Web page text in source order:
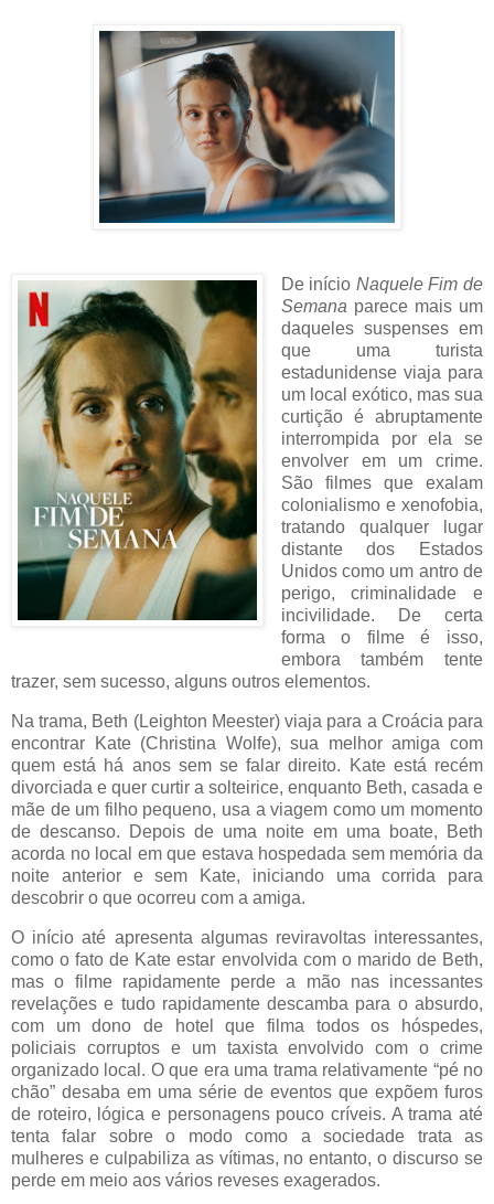
De início Naquele Fim de
Semana parece mais um
daqueles suspenses em
que uma turista
estadunidense viaja para
um local exótico, mas sua
curtição é abruptamente
interrompida por ela se
envolver em um crime.
São filmes que exalam
colonialismo e xenofobia,
tratando qualquer lugar
distante dos Estados
Unidos como um antro de
perigo, criminalidade e
incivilidade. De certa
forma o filme é isso,
embora também tente
trazer, sem sucesso, alguns outros elementos.
Na trama, Beth (Leighton Meester) viaja para a Croácia para
encontrar Kate (Christina Wolfe), sua melhor amiga com
quem está há anos sem se falar direito. Kate está recém
divorciada e quer curtir a solteirice, enquanto Beth, casada e
mãe de um filho pequeno, usa a viagem como um momento
de descanso. Depois de uma noite em uma boate, Beth
acorda no local em que estava hospedada sem memória da
noite anterior e sem Kate, iniciando uma corrida para
descobrir o que ocorreu com a amiga.
O início até apresenta algumas reviravoltas interessantes,
como o fato de Kate estar envolvida com o marido de Beth,
mas o filme rapidamente perde a mão nas incessantes
revelações e tudo rapidamente descamba para o absurdo,
com um dono de hotel que filma todos os hóspedes,
policiais corruptos e um taxista envolvido com o crime
organizado local. O que era uma trama relativamente “pé no
chão” desaba em uma série de eventos que expõem furos
de roteiro, lógica e personagens pouco críveis. A trama até
tenta falar sobre o modo como a sociedade trata as
mulheres e culpabiliza as vítimas, no entanto, o discurso se
perde em meio aos vários reveses exagerados.